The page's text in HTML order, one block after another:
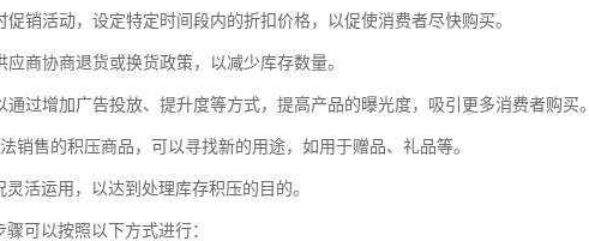
销活动，设定特定时间段内的折扣价格，以促使消费者尽快购买。
商协商退货或换货政策，以减少库存数量。
过增加广告投放、提升度等方式，提高产品的曝光度，吸引更多消费者购买。
销售的积压商品，可以寻找新的用途，如用于赠品、礼品等。
活运用，以达到处理库存积压的目的。
可以按照以下方式进行：